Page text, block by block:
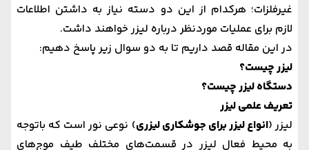
غیرفلزات؛ هرکدام از این دو دسته نیاز به داشتن اطلاعات
لازم برای عملیات موردنظر درباره لیزر خواهند داشت.
در این مقاله قصد داریم تا به دو سوال زیر پاسخ دهیم:
لیزر چیست؟
دستگاه لیزر چیست؟
تعریف علمی لیزر
لیزر (انواع لیزر برای جوشکاری لیزری) نوعی نور است که باتوجه‌
به محیط فعال لیزر در قسمت‌های مختلف طیف موج‌های